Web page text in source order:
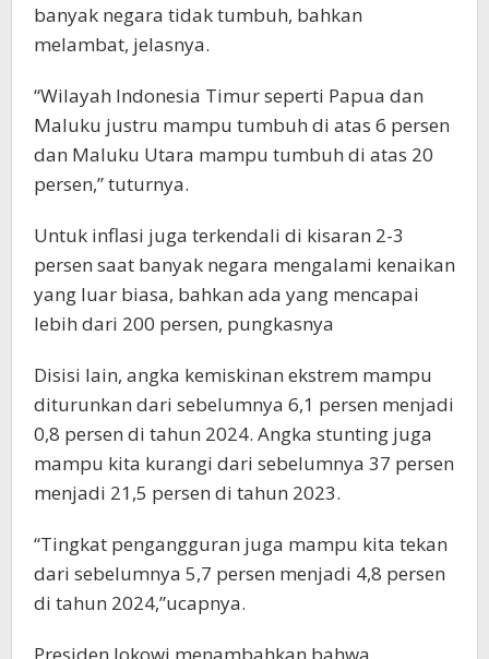
banyak negara tidak tumbuh, bahkan
melambat, jelasnya.
“Wilayah Indonesia Timur seperti Papua dan
Maluku justru mampu tumbuh di atas 6 persen
dan Maluku Utara mampu tumbuh di atas 20
persen,” tuturnya.
Untuk inflasi juga terkendali di kisaran 2-3
persen saat banyak negara mengalami kenaikan
yang luar biasa, bahkan ada yang mencapai
lebih dari 200 persen, pungkasnya
Disisi lain, angka kemiskinan ekstrem mampu
diturunkan dari sebelumnya 6,1 persen menjadi
0,8 persen di tahun 2024. Angka stunting juga
mampu kita kurangi dari sebelumnya 37 persen
menjadi 21,5 persen di tahun 2023.
“Tingkat pengangguran juga mampu kita tekan
dari sebelumnya 5,7 persen menjadi 4,8 persen
di tahun 2024,”ucapnya.
Presiden Jokowi menambahkan bahwa,